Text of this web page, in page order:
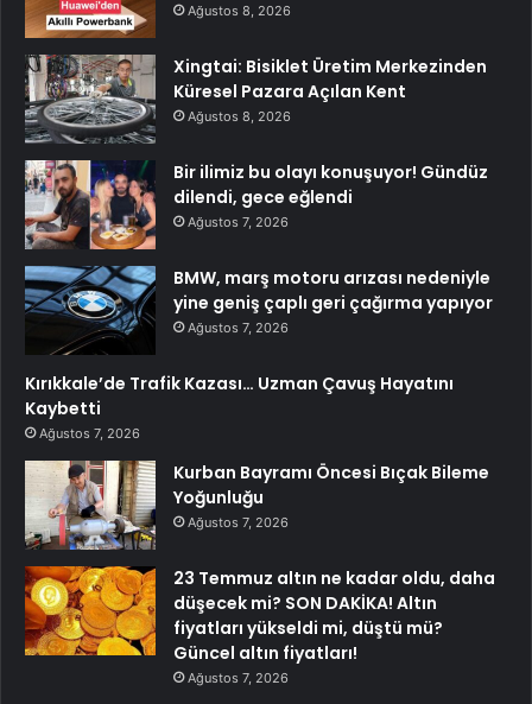
Ağustos 8, 2026
Xingtai: Bisiklet Üretim Merkezinden
Küresel Pazara Açılan Kent
Ağustos 8, 2026
Bir ilimiz bu olayı konuşuyor! Gündüz
dilendi, gece eğlendi
Ağustos 7, 2026
BMW, marş motoru arızası nedeniyle
yine geniş çaplı geri çağırma yapıyor
Ağustos 7, 2026
Kırıkkale’de Trafik Kazası… Uzman Çavuş Hayatını
Kaybetti
Ağustos 7, 2026
Kurban Bayramı Öncesi Bıçak Bileme
Yoğunluğu
Ağustos 7, 2026
23 Temmuz altın ne kadar oldu, daha
düşecek mi? SON DAKİKA! Altın
fiyatları yükseldi mi, düştü mü?
Güncel altın fiyatları!
Ağustos 7, 2026